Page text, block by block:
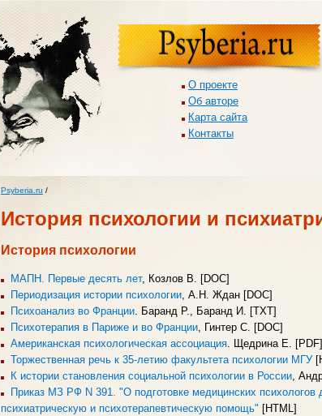
О проекте
Об авторе
Карта сайта
Контакты
Psyberia.ru /
История психологии и
История психологии
МАПН. Первые десять лет, Козлов В. [DOC]
Периодизация истории психологии, А.Н. Ждан [DOC]
Психоанализ во Франции. Баранд Р., Баранд И. [TXT]
Психотерапия в Париже и во Франции, Гинтер С. [DOC]
Американская психологическая ассоциация. Щедрина Е. [PDF]
Торжественная речь к 35-летию факультета психологии МГУ
К истории становления социальной психологии в России,
Приказ МЗ РФ N 391. "О подготовке медицинских
психиатрическую и психотерапевтическую помощь" [HTML]